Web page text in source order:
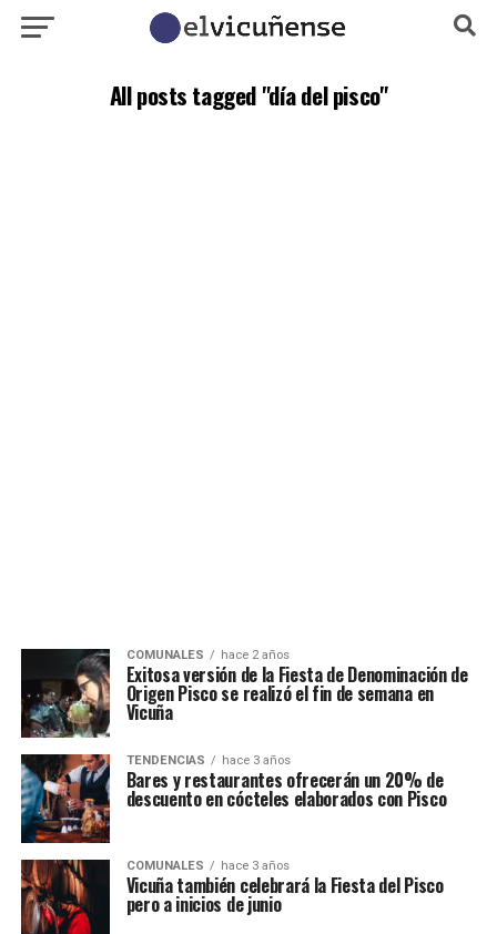
All posts tagged "día del pisco"
COMUNALES hace 2 años
Exitosa versión de la Fiesta de Denominación de
Origen Pisco se realizó el fin de semana en
Vicuña
TENDENCIAS hace 3 años
Bares y restaurantes ofrecerán un 20% de
descuento en cócteles elaborados con Pisco
COMUNALES hace 3 años
Vicuña también celebrará la Fiesta del Pisco
pero a inicios de junio